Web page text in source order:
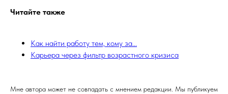
Читайте также
Как найти работу тем, кому за...
Карьера через фильтр возрастного кризиса
Мне автора может не совпадать с мнением редакции. Мы публикуем